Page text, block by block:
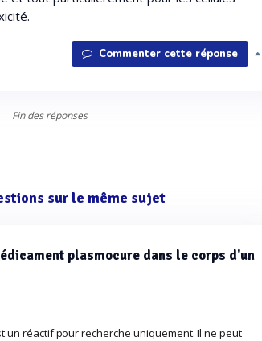
Commenter cette réponse
Fin des réponses
sur le même sujet
plasmocure dans le corps d'un
un réactif pour recherche uniquement. Il ne peut